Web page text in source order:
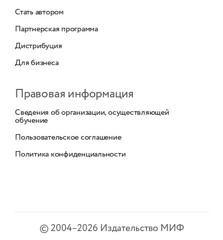
Стать автором
Партнерская программа
Дистрибуция
Для бизнеса
Правовая информация
Сведения об организации, осуществляющей
обучение
Пользовательское соглашение
Политика конфиденциальности
©2004–2026 Издательство МИФ